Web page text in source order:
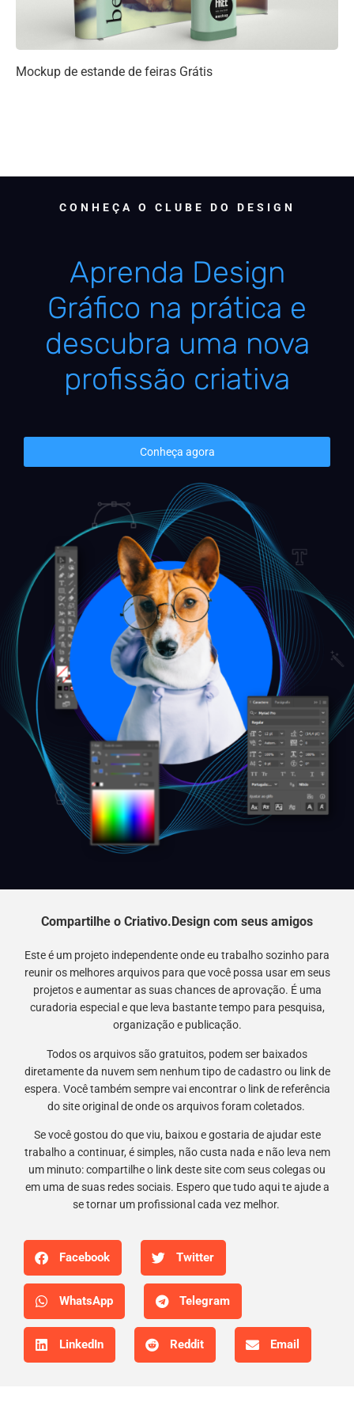
Mockup de estande de feiras Grátis
CONHEÇA O CLUBE DO DESIGN
Aprenda Design
Gráfico na prática e
descubra uma nova
profissão criativa
Conheça agora
Compartilhe o Criativo.Design com seus amigos
Este é um projeto independente onde eu trabalho sozinho para
reunir os melhores arquivos para que você possa usar em seus
projetos e aumentar as suas chances de aprovação. É uma
curadoria especial e que leva bastante tempo para pesquisa,
organização e publicação.
Todos os arquivos são gratuitos, podem ser baixados
diretamente da nuvem sem nenhum tipo de cadastro ou link de
espera. Você também sempre vai encontrar o link de referência
do site original de onde os arquivos foram coletados.
Se você gostou do que viu, baixou e gostaria de ajudar este
trabalho a continuar, é simples, não custa nada e não leva nem
um minuto: compartilhe o link deste site com seus colegas ou
em uma de suas redes sociais. Espero que tudo aqui te ajude a
se tornar um profissional cada vez melhor.
Facebook Twitter
WhatsApp Telegram
LinkedIn Reddit Email